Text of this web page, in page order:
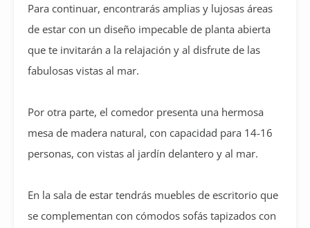
Para continuar, encontrarás amplias y lujosas áreas
de estar con un diseño impecable de planta abierta
que te invitarán a la relajación y al disfrute de las
fabulosas vistas al mar.
Por otra parte, el comedor presenta una hermosa
mesa de madera natural, con capacidad para 14-16
personas, con vistas al jardín delantero y al mar.
En la sala de estar tendrás muebles de escritorio que
se complementan con cómodos sofás tapizados con